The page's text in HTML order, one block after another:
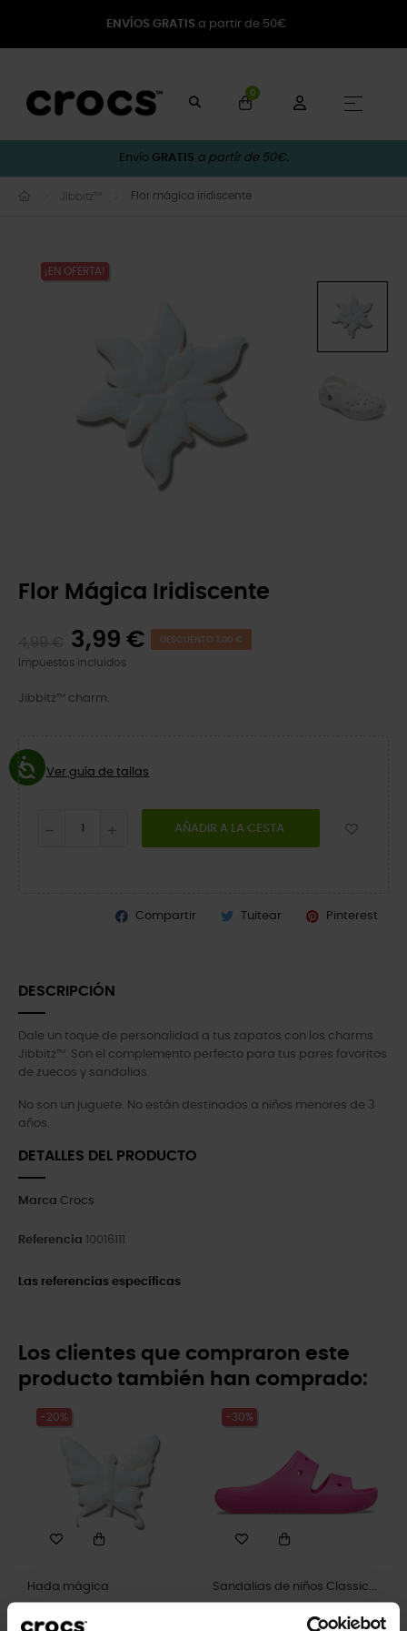
ENVÍOS GRATIS a partir de 50€
0
☰
Envío GRATIS a partir de 50€.
Jibbitz™ Flor mágica iridiscente
¡EN OFERTA!
Flor Mágica Iridiscente
3,99 € DESCUENTO 1,00 €
Impuestos incluidos
Jibbitz™ charm.
Ver guía de tallas
AÑADIR A LA CESTA
Compartir Tuitear Pinterest
DESCRIPCIÓN
Dale un toque de personalidad a tus zapatos con los charms
Jibbitz™. Son el complemento perfecto para tus pares favoritos
de zuecos y sandalias.
No son un juguete. No están destinados a niños menores de 3
años.
DETALLES DEL PRODUCTO
Marca Crocs
Referencia 10016111
Las referencias específicas
Los clientes que compraron este
producto también han comprado:
-20%
Hada mágica
-30%
Sandalias de niños Classic...